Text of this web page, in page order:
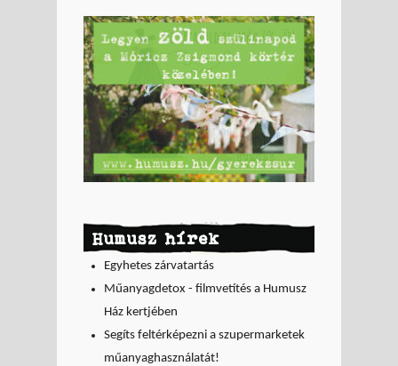
Humusz hírek
Egyhetes zárvatartás
Műanyagdetox - filmvetítés a Humusz
Ház kertjében
Segíts feltérképezni a szupermarketek
műanyaghasználatát!